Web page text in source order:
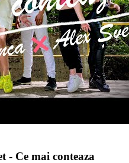
- Ce mai conteaza